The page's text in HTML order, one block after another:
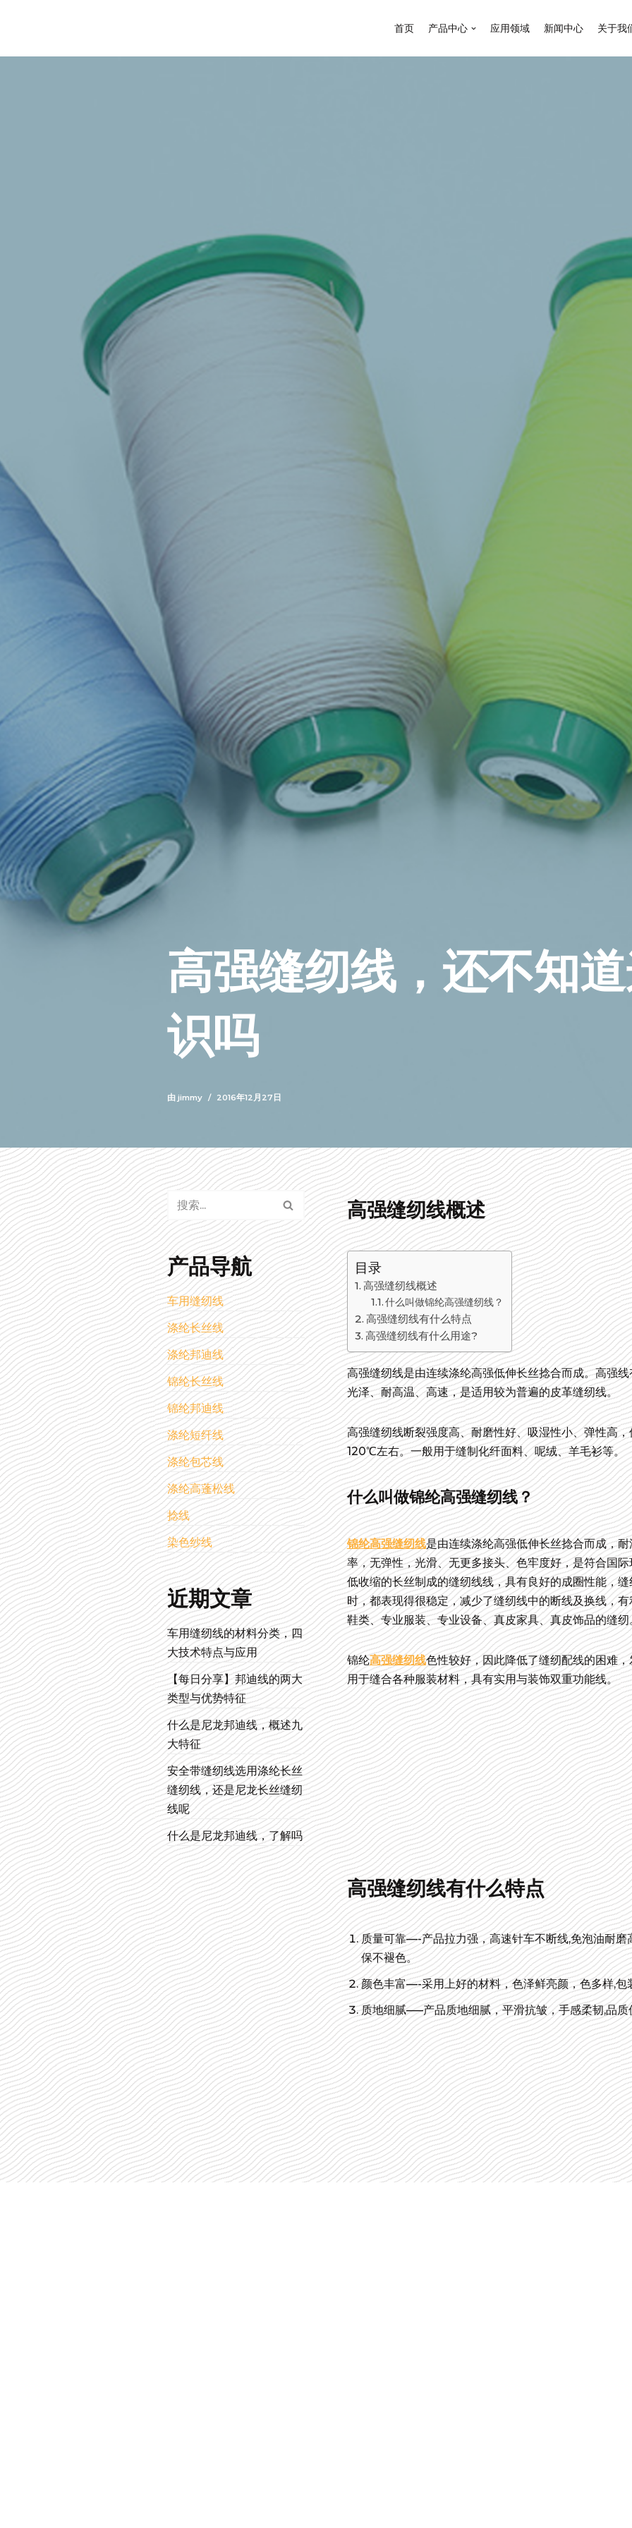
至
首页 产品中心 应用领域 新闻中心 关于我
高强缝纫线，还不知
识吗
由 jimmy 2016年12月27日
产品导航
车用缝纫线
涤纶长丝线
涤纶邦迪线
锦纶长丝线
锦纶邦迪线
涤纶短纤线
涤纶包芯线
涤纶高蓬松线
捻线
染色纱线
近期文章
车用缝纫线的材料分类，四
大技术特点与应用
【每日分享】邦迪线的两大
类型与优势特征
什么是尼龙邦迪线，概述九
大特征
安全带缝纫线选用涤纶长丝
缝纫线，还是尼龙长丝缝纫
线呢
什么是尼龙邦迪线，了解吗
高强缝纫线概述
目录
高强缝纫线概述
什么叫做锦纶高强缝纫线？
高强缝纫线有什么特点
高强缝纫线有什么用途?
高强缝纫线是由连续涤纶高强低伸长丝捻合而成。高强
光泽、耐高温、高速，是适用较为普遍的皮革缝纫线。
高强缝纫线断裂强度高、耐磨性好、吸湿性小、弹性高
120℃左右。一般用于缝制化纤面料、呢绒、羊毛衫等。
什么叫做锦纶高强缝纫线？
锦纶高强缝纫线是由连续涤纶高强低伸长丝捻合而成，
率，无弹性，光滑、无更多接头、色牢度好，是符合国
低收缩的长丝制成的缝纫线线，具有良好的成圈性能，
时，都表现得很稳定，减少了缝纫线中的断线及换线，
鞋类、专业服装、专业设备、真皮家具、真皮饰品的缝纫
锦纶高强缝纫线色性较好，因此降低了缝纫配线的困难
用于缝合各种服装材料，具有实用与装饰双重功能线。
高强缝纫线有什么特点
质量可靠—-产品拉力强，高速针车不断线,免泡油耐磨
保不褪色。
颜色丰富—-采用上好的材料，色泽鲜亮颜，色多样,包
质地细腻—–产品质地细腻，平滑抗皱，手感柔韧,品质